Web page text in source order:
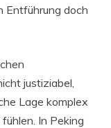
Entführung doch
justiziabel,
Lage komplex
In Peking